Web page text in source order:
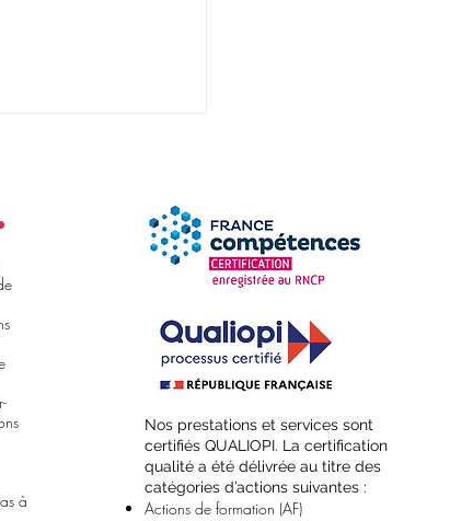
: comment
son entrée en
à
​Nos prestations et services sont
certifiés QUALIOPI. La certification
qualité a été délivrée au titre des
catégories d’actions suivantes :
Actions de formation (AF)